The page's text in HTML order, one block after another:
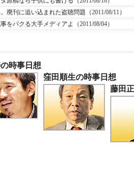
廃刊に追い込まれた盗聴問題 （2011/08/11）
をパクる大手メディアよ
（2011/08/04）
時事日想
窪田順生の時事日想
藤田